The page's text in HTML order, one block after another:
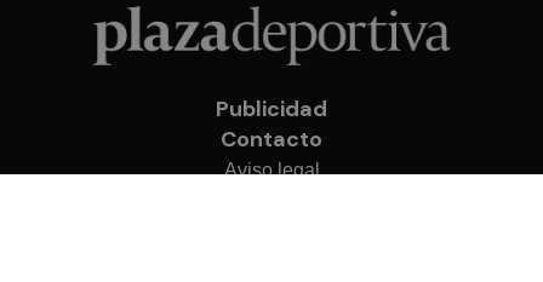
Publicidad
Contacto
Aviso legal